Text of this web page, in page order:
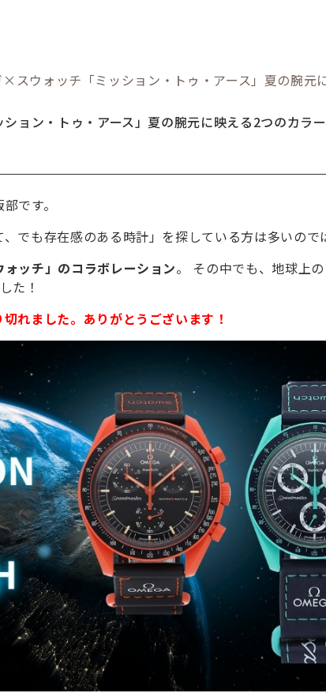
スウォッチ「ミッション・トゥ・アース」夏の腕元
ョン・トゥ・アース」夏の腕元に映える2つのカラー
です。
でも存在感のある時計」を探している方は多いので
ォッチ」のコラボレーション。 その中でも、地球上
た！
れました。ありがとうございます！